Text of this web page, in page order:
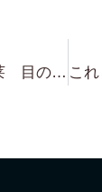
またまた出ました！ 琵琶湖浜前 蓬莱 目の前 琵琶湖 約650坪 勿論 建物建設可能！ ジェットやバスボート下せます！